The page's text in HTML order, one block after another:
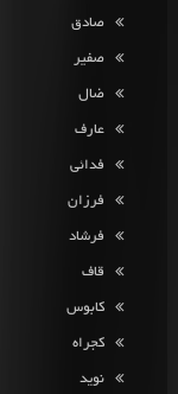
صادق
صفیر
ضال
عارف
فدائی
فرزان
فرشاد
قاف
کابوس
کجراه
نوید